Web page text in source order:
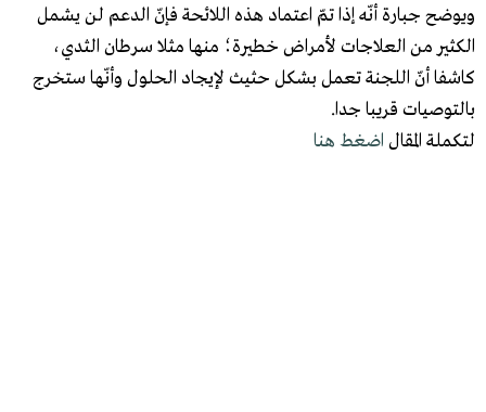
ويوضح جبارة أنّه إذا تمّ اعتماد هذه اللائحة فإنّ الدعم لن يشمل
الكثير من العلاجات لأمراض خطيرة؛ منها مثلا سرطان الثدي،
كاشفا أنّ اللجنة تعمل بشكل حثيث لإيجاد الحلول وأنّها ستخرج
بالتوصيات قريبا جدا.
لتكملة المقال اضغط هنا